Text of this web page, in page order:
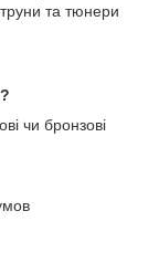
та тюнери
чи бронзові